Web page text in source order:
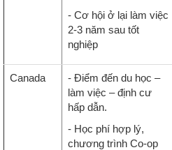
- Cơ hội ở lại làm việc
2-3 năm sau tốt
nghiệp
Canada
- Điểm đến du học –
làm việc – định cư
hấp dẫn.
- Học phí hợp lý,
chương trình Co-op